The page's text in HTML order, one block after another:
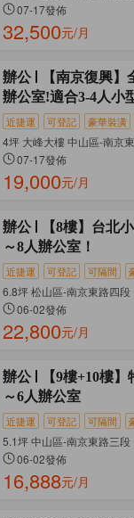
07-17發佈
32,500元/月
辦公
【南京復興
辦公室!適合3-4人小
近捷運 可登記 豪華裝潢
4坪 大峰大樓 中山區-南京
07-17發佈
19,000元/月
辦公
【8樓】台北
～8人辦公室！
近捷運 可登記 可隔間
6.8坪 松山區-南京東路四段
06-02發佈
22,800元/月
辦公
【9樓+10樓
～6人辦公室
近捷運 可登記 可隔間
5.1坪 中山區-南京東路三段
06-02發佈
16,888元/月